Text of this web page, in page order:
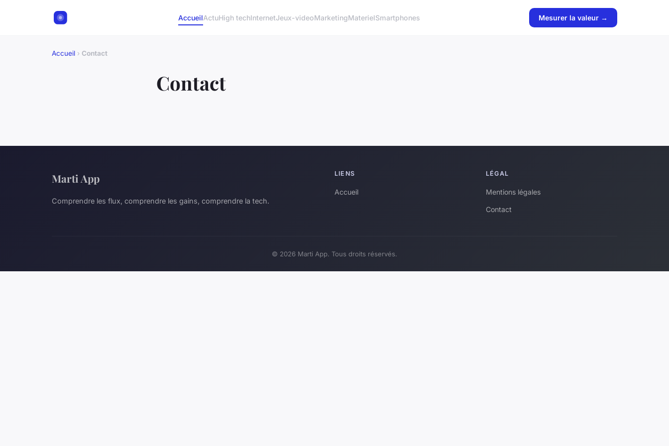
AccueilActuHigh techInternetJeux-videoMarketingMaterielSmartphones Mesurer la valeur →
Accueil › Contact
Contact
Marti App
Comprendre les flux, comprendre les gains, comprendre la tech.
LIENS
Accueil
LÉGAL
Mentions légales
Contact
© 2026 Marti App. Tous droits réservés.